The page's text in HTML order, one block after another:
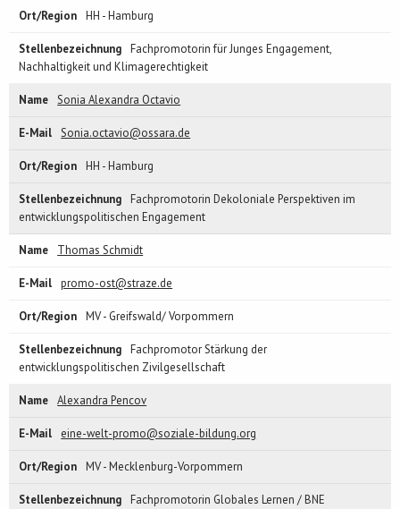
HH - Hamburg
Fachpromotorin für Junges Engagement,
Nachhaltigkeit und Klimagerechtigkeit
Sonia Alexandra Octavio
Sonia.octavio@ossara.de
HH - Hamburg
Fachpromotorin Dekoloniale Perspektiven im
entwicklungspolitischen Engagement
Thomas Schmidt
promo-ost@straze.de
MV - Greifswald/ Vorpommern
Fachpromotor Stärkung der
entwicklungspolitischen Zivilgesellschaft
Alexandra Pencov
eine-welt-promo@soziale-bildung.org
MV - Mecklenburg-Vorpommern
Fachpromotorin Globales Lernen / BNE